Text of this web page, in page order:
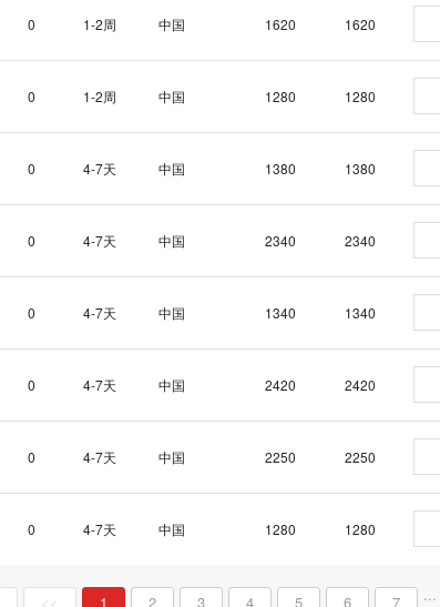
0 1-2周 中国 1620 1620
0 1-2周 中国 1280 1280
0 4-7天 中国 1380 1380
0 4-7天 中国 2340 2340
0 4-7天 中国 1340 1340
0 4-7天 中国 2420 2420
0 4-7天 中国 2250 2250
0 4-7天 中国 1280 1280
<< 1 2 3 4 5 6 7 ...